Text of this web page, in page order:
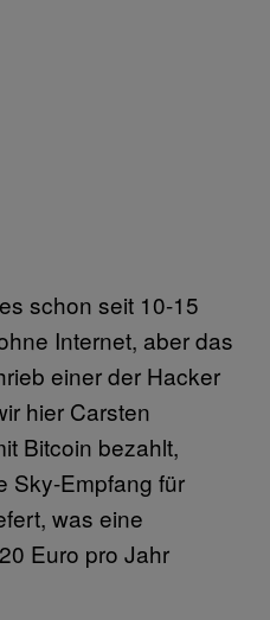
schon seit 10-15
Internet, aber das
einer der Hacker
hier Carsten
Bitcoin bezahlt,
Sky-Empfang für
was eine
Euro pro Jahr